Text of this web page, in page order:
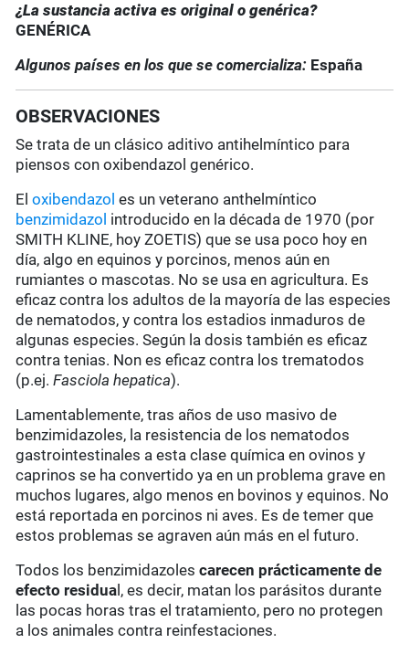
¿La sustancia activa es original o genérica?
GENÉRICA
Algunos países en los que se comercializa: España
OBSERVACIONES
Se trata de un clásico aditivo antihelmíntico para
piensos con oxibendazol genérico.
Eloxibendazol es un veterano anthelmíntico
benzimidazol introducido en la década de 1970 (por
SMITH KLINE, hoy ZOETIS) que se usa poco hoy en
día, algo en equinos y porcinos, menos aún en
rumiantes o mascotas. No se usa en agricultura. Es
eficaz contra los adultos de la mayoría de las especies
de nematodos, y contra los estadios inmaduros de
algunas especies. Según la dosis también es eficaz
contra tenias. Non es eficaz contra los trematodos
(p.ej.Fasciola hepatica).
Lamentablemente, tras años de uso masivo de
benzimidazoles, la resistencia de los nematodos
gastrointestinales a esta clase química en ovinos y
caprinos se ha convertido ya en un problema grave en
muchos lugares, algo menos en bovinos y equinos. No
está reportada en porcinos ni aves. Es de temer que
estos problemas se agraven aún más en el futuro.
Todos los benzimidazolescarecen prácticamente de
efecto residua l, es decir, matan los parásitos durante
las pocas horas tras el tratamiento, pero no protegen
a los animales contra reinfestaciones.